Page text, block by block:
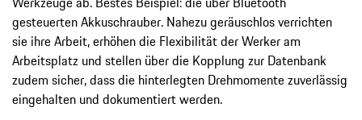
gesteuerten Akkuschrauber. Nahezu geräuschlos verrichten
sie ihre Arbeit, erhöhen die Flexibilität der Werker am
Arbeitsplatz und stellen über die Kopplung zur Datenbank
zudem sicher, dass die hinterlegten Drehmomente zuverlässig
eingehalten und dokumentiert werden.